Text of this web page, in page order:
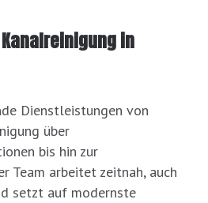
in
Dienstleistungen von
über
bis hin zur
Team arbeitet zeitnah, auch
setzt auf modernste